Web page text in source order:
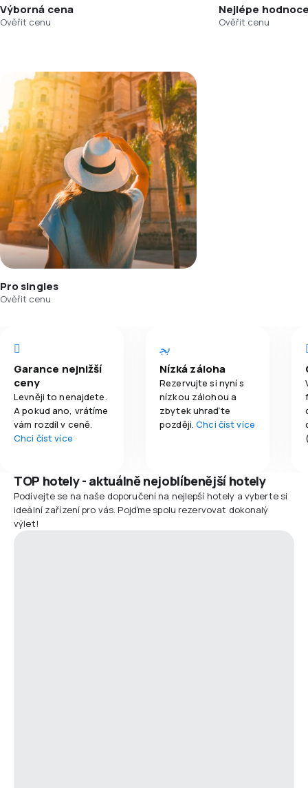
Výborná cena
Ověřit cenu
Nejlépe
Ověřit cenu
Pro singles
Ověřit cenu
Garance nejnižší
ceny
Levněji to nenajdete.
A pokud ano, vrátíme
vám rozdíl v ceně.
Chci číst více
Nízká záloha
Rezervujte si nyní s
nízkou zálohou a
zbytek uhraďte
později.Chci číst více
TOP hotely - aktuálně nejoblíbenější hotely
Podívejte se na naše doporučení na nejlepší hotely a vyberte si
ideální zařízení pro vás. Pojďme spolu rezervovat dokonalý
výlet!